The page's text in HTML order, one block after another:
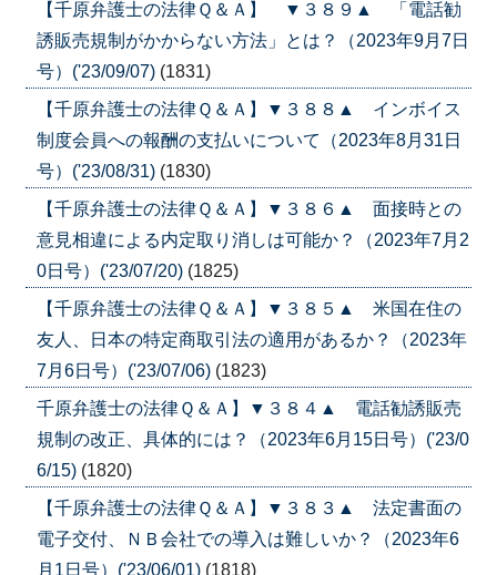
【千原弁護士の法律Ｑ＆Ａ】 ▼３８９▲ 「電話勧
誘販売規制がかからない方法」とは？（2023年9月7日
号）('23/09/07) (1831)
【千原弁護士の法律Ｑ＆Ａ】▼３８８▲ インボイス
制度会員への報酬の支払いについて（2023年8月31日
号）('23/08/31) (1830)
【千原弁護士の法律Ｑ＆Ａ】▼３８６▲ 面接時との
意見相違による内定取り消しは可能か？（2023年7月2
0日号）('23/07/20) (1825)
【千原弁護士の法律Ｑ＆Ａ】▼３８５▲ 米国在住の
友人、日本の特定商取引法の適用があるか？（2023年
7月6日号）('23/07/06) (1823)
千原弁護士の法律Ｑ＆Ａ】▼３８４▲ 電話勧誘販売
規制の改正、具体的には？（2023年6月15日号）('23/0
6/15) (1820)
【千原弁護士の法律Ｑ＆Ａ】▼３８３▲ 法定書面の
電子交付、ＮＢ会社での導入は難しいか？（2023年6
月1日号）('23/06/01) (1818)